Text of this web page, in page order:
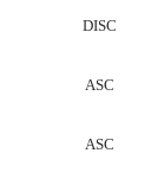
DISC
ASC
ASC